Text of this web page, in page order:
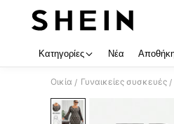
Κατηγορίες Νέα
Οικία / Γυναικείες συσκευές /